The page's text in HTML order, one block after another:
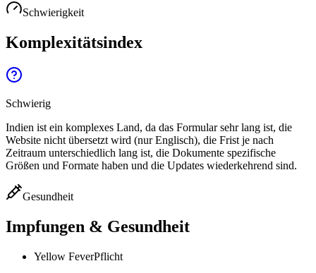
Schwierigkeit
Komplexitätsindex
Schwierig
Indien ist ein komplexes Land, da das Formular sehr lang ist, die
Website nicht übersetzt wird (nur Englisch), die Frist je nach
Zeitraum unterschiedlich lang ist, die Dokumente spezifische
Größen und Formate haben und die Updates wiederkehrend sind.
Gesundheit
Impfungen & Gesundheit
Yellow FeverPflicht